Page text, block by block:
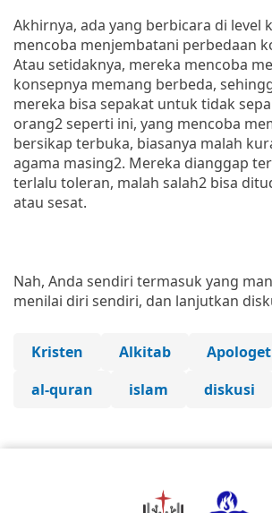
Akhirnya, ada yang berbicara di level
mencoba menjembatani perbedaan
Atau setidaknya, mereka mencoba
konsepnya memang berbeda,
mereka bisa sepakat untuk tidak
orang2 seperti ini, yang mencoba
bersikap terbuka, biasanya malah
agama masing2. Mereka dianggap
terlalu toleran, malah salah2 bisa
atau sesat.
Nah, Anda sendiri termasuk yang
menilai diri sendiri, dan lanjutkan
Kristen Alkitab
al-quran
islam diskusi